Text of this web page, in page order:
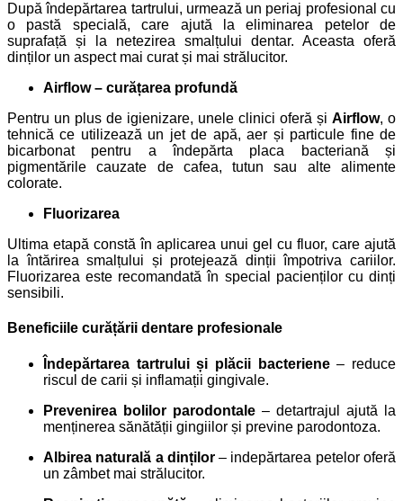
După îndepărtarea tartrului, urmează un periaj profesional cu
o pastă specială, care ajută la eliminarea petelor de
suprafață și la netezirea smalțului dentar. Aceasta oferă
dinților un aspect mai curat și mai strălucitor.
Airflow – curățarea profundă
Pentru un plus de igienizare, unele clinici oferă și Airflow, o
tehnică ce utilizează un jet de apă, aer și particule fine de
bicarbonat pentru a îndepărta placa bacteriană și
pigmentările cauzate de cafea, tutun sau alte alimente
colorate.
Fluorizarea
Ultima etapă constă în aplicarea unui gel cu fluor, care ajută
la întărirea smalțului și protejează dinții împotriva cariilor.
Fluorizarea este recomandată în special pacienților cu dinți
sensibili.
Beneficiile curățării dentare profesionale
Îndepărtarea tartrului și plăcii bacteriene– reduce
riscul de carii și inflamații gingivale.
Prevenirea bolilor parodontale – detartrajul ajută la
menținerea sănătății gingiilor și previne parodontoza.
Albirea naturală a dinților– indepărtarea petelor oferă
un zâmbet mai strălucitor.